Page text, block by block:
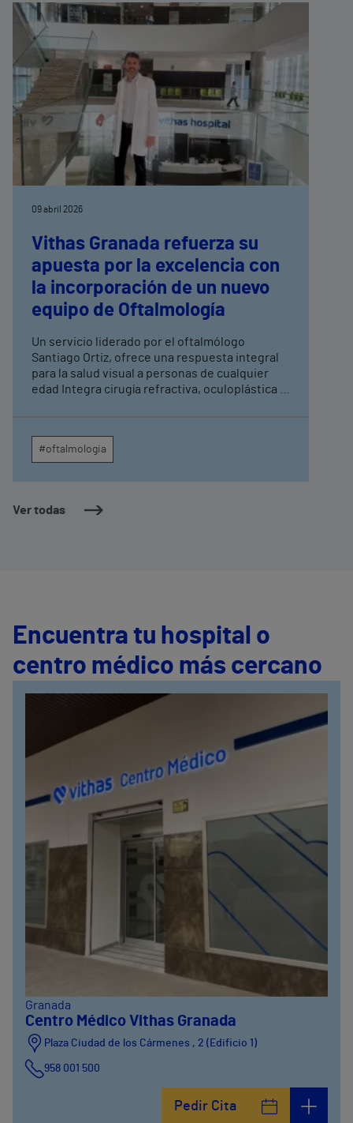
Ver todas
09 abril 2026
Vithas Granada refuerza su
apuesta por la excelencia con
la incorporación de un nuevo
equipo de Oftalmología
Un servicio liderado por el oftalmólogo
Santiago Ortiz, ofrece una respuesta integral
para la salud visual a personas de cualquier
edad Integra cirugía refractiva, oculoplástica y
hospitalaria más moderna
#oftalmologia
Encuentra tu hospital o
centro médico más cercano
Granada
Centro Médico Vithas Granada
Plaza Ciudad de los Cármenes , 2 (Edificio 1)
958 001 500
Pedir Cita